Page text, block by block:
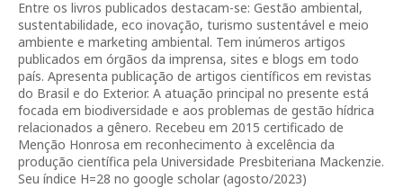
Entre os livros publicados destacam-se: Gestão ambiental,
sustentabilidade, eco inovação, turismo sustentável e meio
ambiente e marketing ambiental. Tem inúmeros artigos
publicados em órgãos da imprensa, sites e blogs em todo
país. Apresenta publicação de artigos científicos em revistas
do Brasil e do Exterior. A atuação principal no presente está
focada em biodiversidade e aos problemas de gestão hídrica
relacionados a gênero. Recebeu em 2015 certificado de
Menção Honrosa em reconhecimento à excelência da
produção científica pela Universidade Presbiteriana Mackenzie.
Seu índice H=28 no google scholar (agosto/2023)